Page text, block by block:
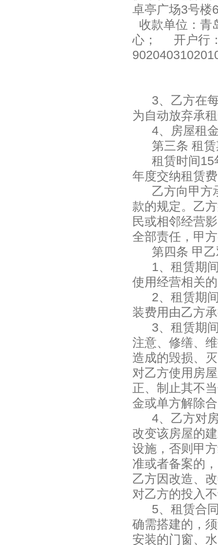
卓亭广场3号楼
收款单位：青
心； 开户行
3、乙方在
为自动放弃承
4、房屋租
第三条 租
租赁时间15
年度交纳租赁
乙方向甲方
款的规定。乙
民或相邻经营
全部责任，甲
第四条 甲
1、租赁期
使用经营相关
2、租赁期
装费用由乙方
3、租赁期
注意、修缮、
造成的毁损、
对乙方使用房
正、制止其不
金或单方解除
4、乙方对
改变该房屋的
设施，否则甲方
准或者备案的
乙方因改造、
对乙方的投入
5、租赁合
确需搭建的，
安装的门窗、